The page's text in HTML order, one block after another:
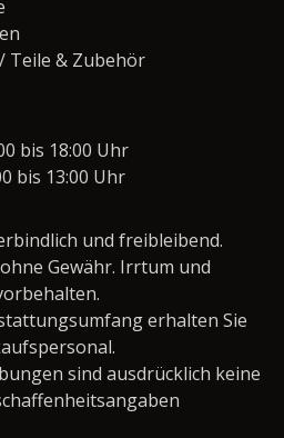
Teile & Zubehör
bis 18:00 Uhr
bis 13:00 Uhr
und freibleibend.
Gewähr. Irrtum und
erhalten Sie
sind ausdrücklich keine